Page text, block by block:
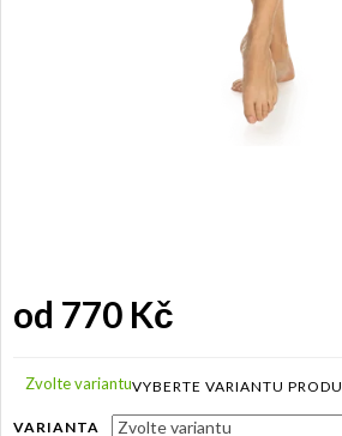
od 770 Kč
cena:
Zvolte variantu
VARIANTA